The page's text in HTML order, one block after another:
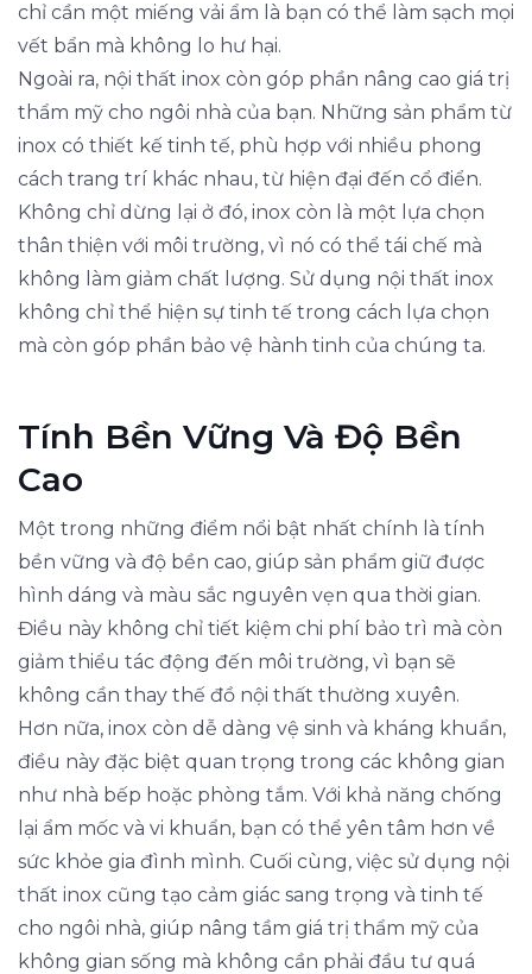
chỉ cần một miếng vải ẩm là bạn có thể làm sạch mọi
vết bẩn mà không lo hư hại.
Ngoài ra, nội thất inox còn góp phần nâng cao giá trị
thẩm mỹ cho ngôi nhà của bạn. Những sản phẩm từ
inox có thiết kế tinh tế, phù hợp với nhiều phong
cách trang trí khác nhau, từ hiện đại đến cổ điển.
Không chỉ dừng lại ở đó, inox còn là một lựa chọn
thân thiện với môi trường, vì nó có thể tái chế mà
không làm giảm chất lượng. Sử dụng nội thất inox
không chỉ thể hiện sự tinh tế trong cách lựa chọn
mà còn góp phần bảo vệ hành tinh của chúng ta.
Tính Bền Vững Và Độ Bền
Cao
Một trong những điểm nổi bật nhất chính là tính
bền vững và độ bền cao, giúp sản phẩm giữ được
hình dáng và màu sắc nguyên vẹn qua thời gian.
Điều này không chỉ tiết kiệm chi phí bảo trì mà còn
giảm thiểu tác động đến môi trường, vì bạn sẽ
không cần thay thế đồ nội thất thường xuyên.
Hơn nữa, inox còn dễ dàng vệ sinh và kháng khuẩn,
điều này đặc biệt quan trọng trong các không gian
như nhà bếp hoặc phòng tắm. Với khả năng chống
lại ẩm mốc và vi khuẩn, bạn có thể yên tâm hơn về
sức khỏe gia đình mình. Cuối cùng, việc sử dụng nội
thất inox cũng tạo cảm giác sang trọng và tinh tế
cho ngôi nhà, giúp nâng tầm giá trị thẩm mỹ của
không gian sống mà không cần phải đầu tư quá